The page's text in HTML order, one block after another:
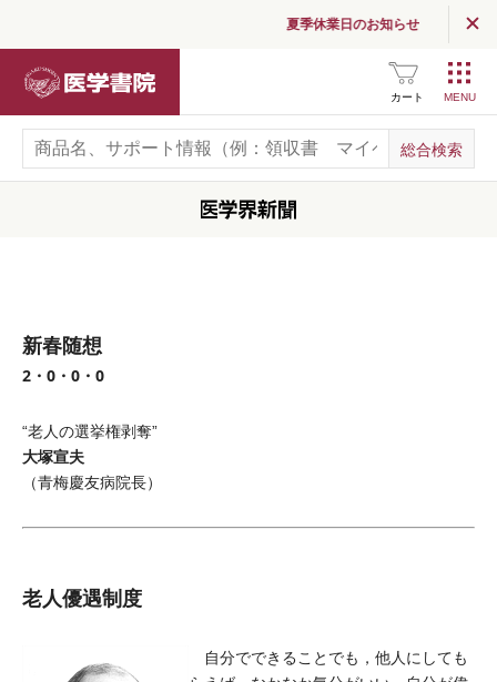
夏季休業日のお知らせ
カート
新春随想
2・0・0・0
“老人の選挙権剥奪”
大塚宣夫
（青梅慶友病院長）
老人優遇制度
自分でできることでも，他人にしても